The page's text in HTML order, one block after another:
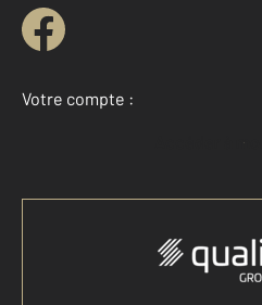
Votre compte :
Accéder à